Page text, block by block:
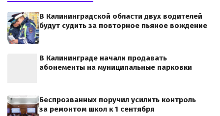
В Калининградской области двух водителей
будут судить за повторное пьяное вождение
В Калининграде начали продавать
абонементы на муниципальные парковки
Беспрозванных поручил усилить контроль
за ремонтом школ к 1 сентября